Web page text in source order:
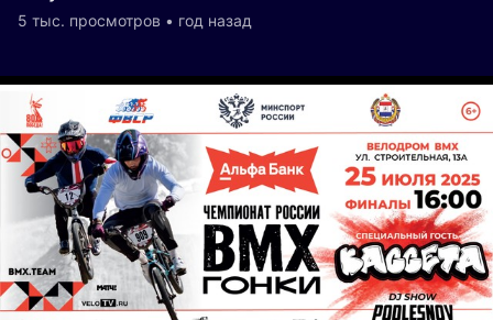
5 тыс. просмотров • год назад